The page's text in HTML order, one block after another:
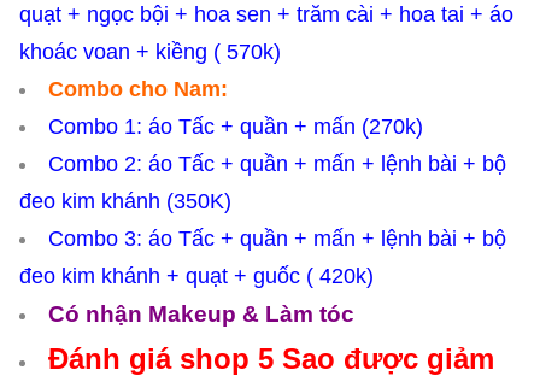
quạt + ngọc bội + hoa sen + trăm cài + hoa tai + áo
khoác voan + kiềng ( 570k)
Combo cho Nam:
Combo 1: áo Tấc + quần + mấn (270k)
Combo 2: áo Tấc + quần + mấn + lệnh bài + bộ
đeo kim khánh (350K)
Combo 3: áo Tấc + quần + mấn + lệnh bài + bộ
đeo kim khánh + quạt + guốc ( 420k)
Có nhận Makeup & Làm tóc
Đánh giá shop 5 Sao được giảm